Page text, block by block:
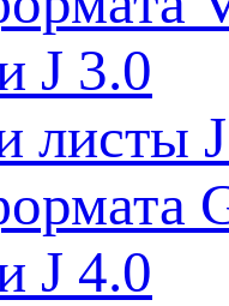
J 3.0
листы
J 4.0